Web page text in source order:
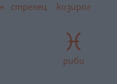
стрелец козирог
риби